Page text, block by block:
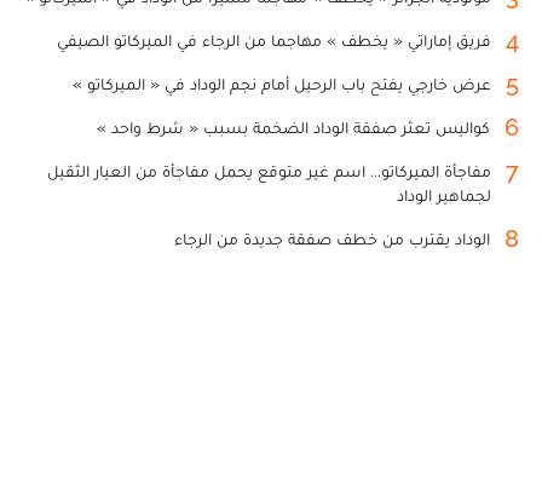
4 فريق إماراتي « يخطف » مهاجما من الرجاء في الميركاتو الصيفي
5 عرض خارجي يفتح باب الرحيل أمام نجم الوداد في « الميركاتو »
6 كواليس تعثر صفقة الوداد الضخمة بسبب « شرط واحد »
7
مفاجأة الميركاتو... اسم غير متوقع يحمل مفاجأة من العيار الثقيل
لجماهير الوداد
8 الوداد يقترب من خطف صفقة جديدة من الرجاء